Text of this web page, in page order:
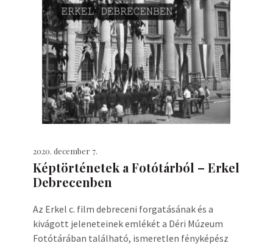
2020. december 7.
Képtörténetek a Fotótárból – Erkel
Debrecenben
Az Erkel c. film debreceni forgatásának és a
kivágott jeleneteinek emlékét a Déri Múzeum
Fotótárában található, ismeretlen fényképész